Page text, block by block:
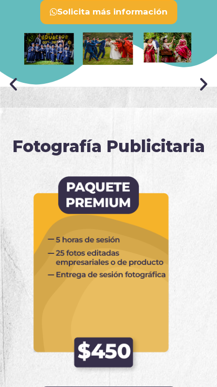
Solicita más información
Fotografía Publicitaria